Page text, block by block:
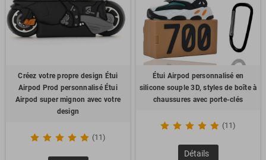
Créez votre propre design Étui
Airpod Prod personnalisé Étui
Airpod super mignon avec votre
design
(11)
Étui Airpod personnalisé en
silicone souple 3D, styles de boîte à
chaussures avec porte-clés
(11)
Détails